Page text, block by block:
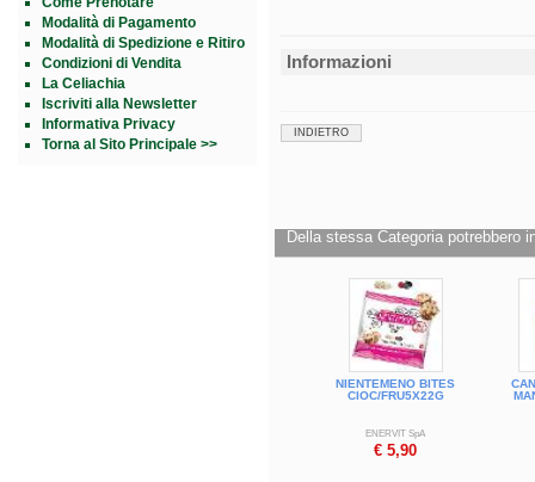
Modalità di Pagamento
Modalità di Spedizione e Ritiro
Condizioni di Vendita
La Celiachia
Iscriviti alla Newsletter
Informativa Privacy
Torna al Sito Principale >>
Fibre
Proteine
Conservare a temperatura ambiente.
Validità a confezione integra: 6 mesi.
Informazioni
INDIETRO
Della stessa Categoria potrebbero
NIENTEMENO BITES
CIOC/FRU5X22G
ENERVIT SpA
€ 5,90